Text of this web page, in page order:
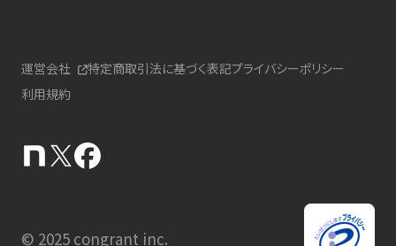
運営会社 特定商取引法に基づく表記プライバシーポリシー
利用規約
© 2025 congrant inc.